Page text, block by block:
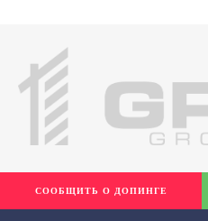
СООБЩИТЬ О ДОПИНГЕ